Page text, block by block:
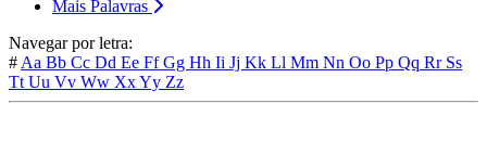
Mais Palavras
Navegar por letra:
# Aa Bb Cc Dd Ee FfGg Hh Ii Jj Kk Ll Mm Nn Oo Pp Qq Rr Ss
Tt Uu Vv Ww XxYy Zz